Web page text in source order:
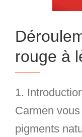
rouge à
1.
Carmen
pigments